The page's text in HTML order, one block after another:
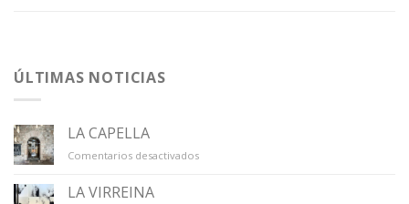
ÚLTIMAS NOTICIAS
LA CAPELLA
Comentarios desactivadosen
LA VIRREINA